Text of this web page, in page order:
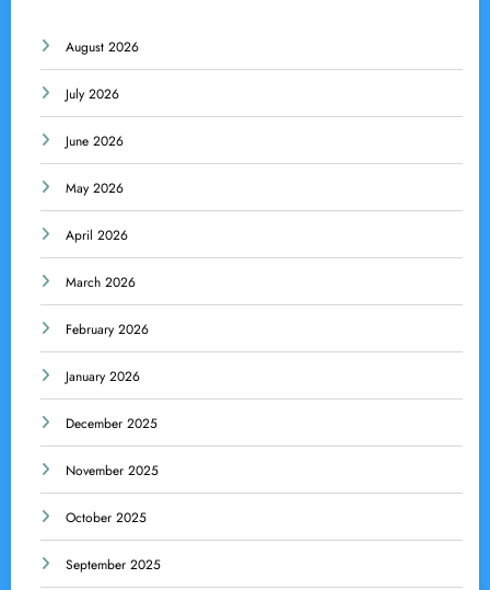
August 2026
July 2026
June 2026
May 2026
April 2026
March 2026
February 2026
January 2026
December 2025
November 2025
October 2025
September 2025